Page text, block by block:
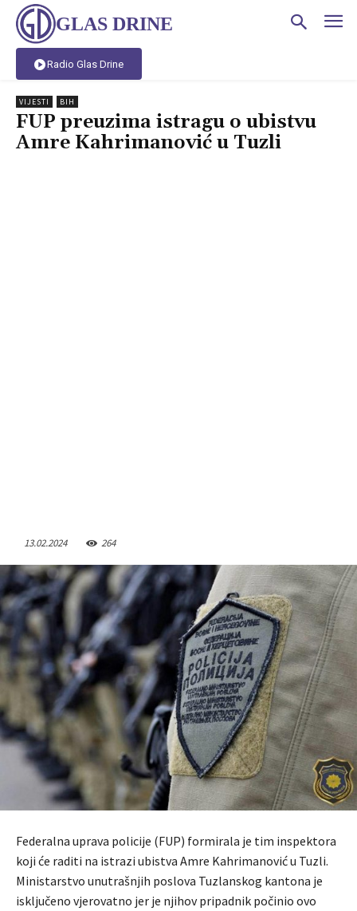
GLAS DRINE
Radio Glas Drine
VIJESTI BIH
FUP preuzima istragu o ubistvu
Amre Kahrimanović u Tuzli
13.02.2024 264
Federalna uprava policije (FUP) formirala je tim inspektora
koji će raditi na istrazi ubistva Amre Kahrimanović u Tuzli.
Ministarstvo unutrašnjih poslova Tuzlanskog kantona je
isključeno vjerovatno jer je njihov pripadnik počinio ovo